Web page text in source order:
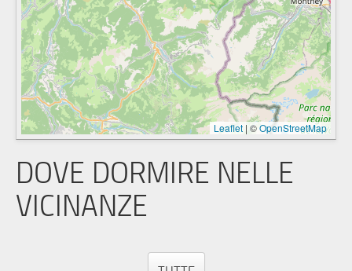
Leaflet | ©OpenStreetMap
DOVE DORMIRE NELLE
VICINANZE